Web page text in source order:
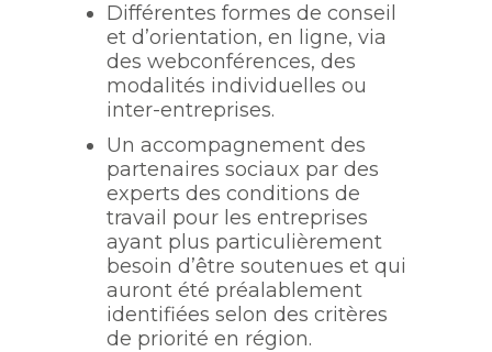
Différentes formes de conseil
et d’orientation, en ligne, via
des webconférences, des
modalités individuelles ou
inter-entreprises.
Un accompagnement des
partenaires sociaux par des
experts des conditions de
travail pour les entreprises
ayant plus particulièrement
besoin d’être soutenues et qui
auront été préalablement
identifiées selon des critères
de priorité en région.